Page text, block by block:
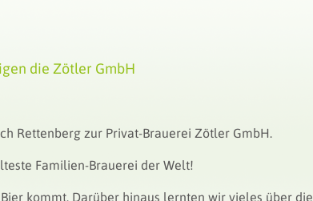
die Zötler GmbH
Rettenberg zur Privat-Brauerei Zötler GmbH.
Familien-Brauerei der Welt!
kommt. Darüber hinaus lernten wir vieles über die